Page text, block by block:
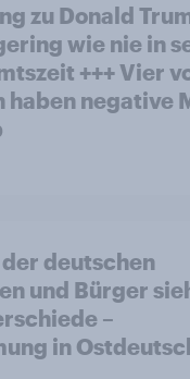
zu Donald
wie nie in
+++ Vier
haben negative
deutschen
und Bürger
–
in